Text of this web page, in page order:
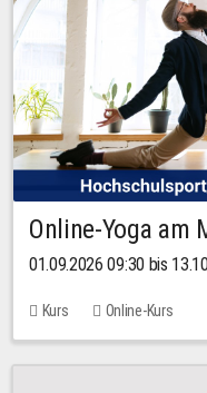
Online-Yoga am
01.09.2026 09:30 bis
Kurs Online-Kurs